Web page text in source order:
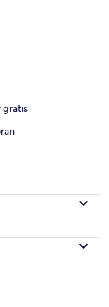
gratis